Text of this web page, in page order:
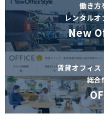
働き方
レンタルオ
New
賃貸オフィス
総合